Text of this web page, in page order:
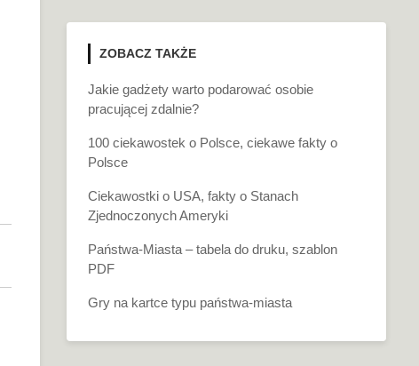
ZOBACZ TAKŻE
Jakie gadżety warto podarować osobie
pracującej zdalnie?
100 ciekawostek o Polsce, ciekawe fakty o
Polsce
Ciekawostki o USA, fakty o Stanach
Zjednoczonych Ameryki
Państwa-Miasta – tabela do druku, szablon
PDF
Gry na kartce typu państwa-miasta